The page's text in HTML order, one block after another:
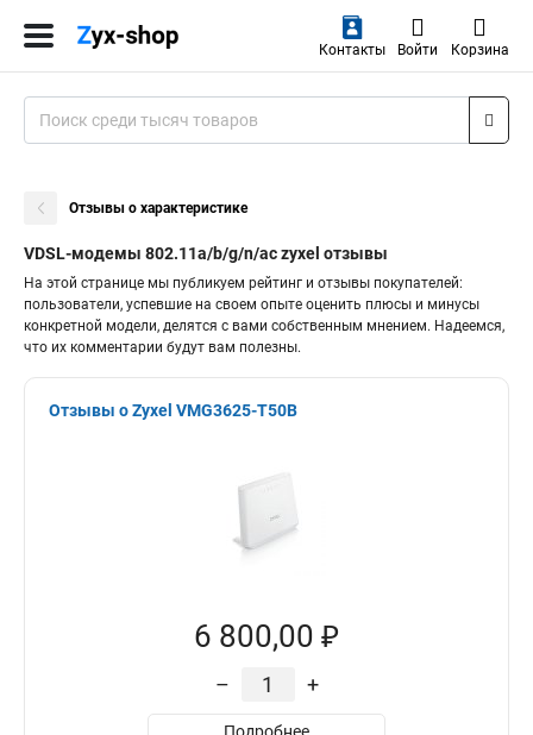
Контакты Войти Корзина
Отзывы о характеристике
VDSL-модемы 802.11a/b/g/n/ac zyxel отзывы
На этой странице мы публикуем рейтинг и отзывы покупателей:
пользователи, успевшие на своем опыте оценить плюсы и минусы
конкретной модели, делятся с вами собственным мнением. Надеемся,
что их комментарии будут вам полезны.
Отзывы о Zyxel VMG3625-T50B
6 800,00 ₽
– +